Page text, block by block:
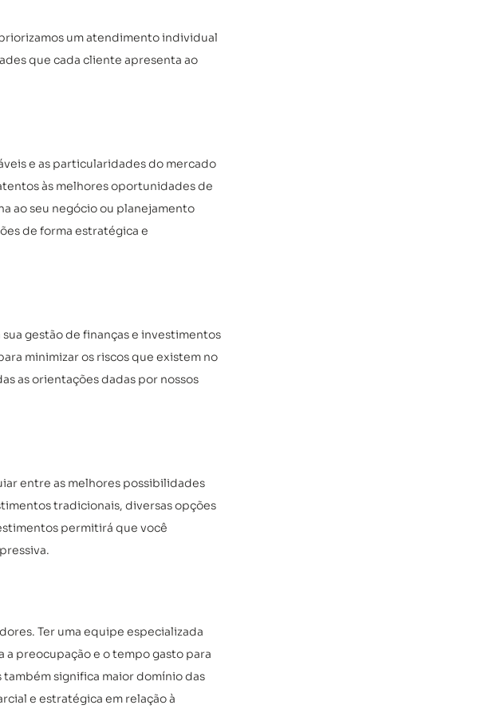
um atendimento individual
que cada cliente apresenta ao
e as particularidades do mercado
às melhores oportunidades de
ao seu negócio ou planejamento
de forma estratégica e
gestão de finanças e investimentos
minimizar os riscos que existem no
as orientações dadas por nossos
entre as melhores possibilidades
tradicionais, diversas opções
permitirá que você
Ter uma equipe especializada
a preocupação e o tempo gasto para
significa maior domínio das
e estratégica em relação à